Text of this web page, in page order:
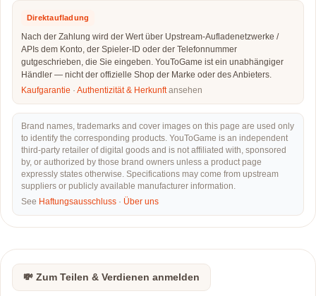
Direktaufladung
Nach der Zahlung wird der Wert über Upstream-Aufladenetzwerke /
APIs dem Konto, der Spieler-ID oder der Telefonnummer
gutgeschrieben, die Sie eingeben. YouToGame ist ein unabhängiger
Händler — nicht der offizielle Shop der Marke oder des Anbieters.
Kaufgarantie · Authentizität & Herkunftansehen
Brand names, trademarks and cover images on this page are used only
to identify the corresponding products. YouToGame is an independent
third-party retailer of digital goods and is not affiliated with, sponsored
by, or authorized by those brand owners unless a product page
expressly states otherwise. Specifications may come from upstream
suppliers or publicly available manufacturer information.
See Haftungsausschluss · Über uns
💸 Zum Teilen & Verdienen anmelden